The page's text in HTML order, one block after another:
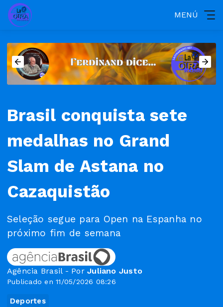
MENÚ
Brasil conquista sete
medalhas no Grand
Slam de Astana no
Cazaquistão
Seleção segue para Open na Espanha no
próximo fim de semana
Agência Brasil - PorJuliano Justo
Publicado en 11/05/2026 08:26
Deportes